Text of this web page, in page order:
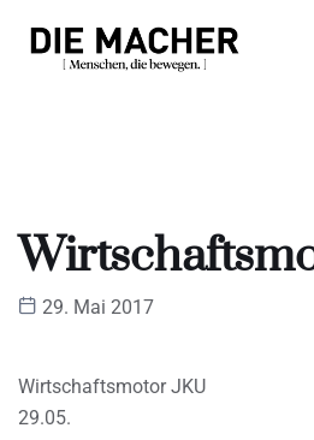
29. Mai 2017
Wirtschaftsmotor JKU
29.05.